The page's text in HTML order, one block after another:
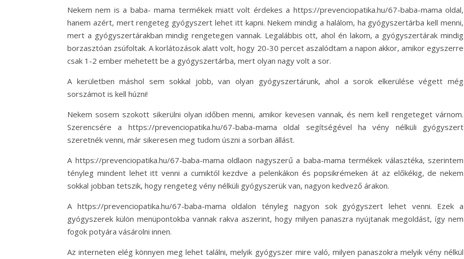
Nekem nem is a baba- mama termékek miatt volt érdekes a https://prevenciopatika.hu/67-baba-mama oldal,
hanem azért, mert rengeteg gyógyszert lehet itt kapni. Nekem mindig a halálom, ha gyógyszertárba kell menni,
mert a gyógyszertárakban mindig rengetegen vannak. Legalábbis ott, ahol én lakom, a gyógyszertárak mindig
borzasztóan zsúfoltak. A korlátozások alatt volt, hogy 20-30 percet aszalódtam a napon akkor, amikor egyszerre
csak 1-2 ember mehetett be a gyógyszertárba, mert olyan nagy volt a sor.
A kerületben máshol sem sokkal jobb, van olyan gyógyszertárunk, ahol a sorok elkerülése végett még
sorszámot is kell húzni!
Nekem sosem szokott sikerülni olyan időben menni, amikor kevesen vannak, és nem kell rengeteget várnom.
Szerencsére a https://prevenciopatika.hu/67-baba-mama oldal segítségével ha vény nélküli gyógyszert
szeretnék venni, már sikeresen meg tudom úszni a sorban állást.
A https://prevenciopatika.hu/67-baba-mama oldlaon nagyszerű a baba-mama termékek választéka, szerintem
tényleg mindent lehet itt venni a cumiktól kezdve a pelenkákon és popsikrémeken át az előkékig, de nekem
sokkal jobban tetszik, hogy rengeteg vény nélküli gyógyszerük van, nagyon kedvező árakon.
A https://prevenciopatika.hu/67-baba-mama oldalon tényleg nagyon sok gyógyszert lehet venni. Ezek a
gyógyszerek külön menüpontokba vannak rakva aszerint, hogy milyen panaszra nyújtanak megoldást, így nem
fogok potyára vásárolni innen.
Az interneten elég könnyen meg lehet találni, melyik gyógyszer mire való, milyen panaszokra melyik vény nélkül